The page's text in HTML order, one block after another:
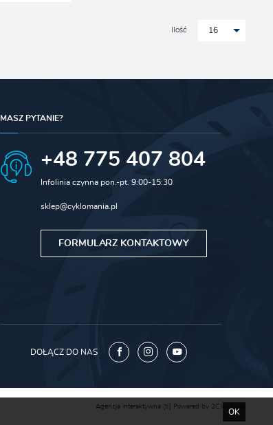
Ilość 16
MASZ PYTANIE?
+48 775 407 804
Infolinia czynna pon.-pt. 9:00-15:30
sklep@cyklomania.pl
FORMULARZ KONTAKTOWY
DOŁĄCZ DO NAS
Agencja interaktywna [ti] Powered by 2ClickShop
OK